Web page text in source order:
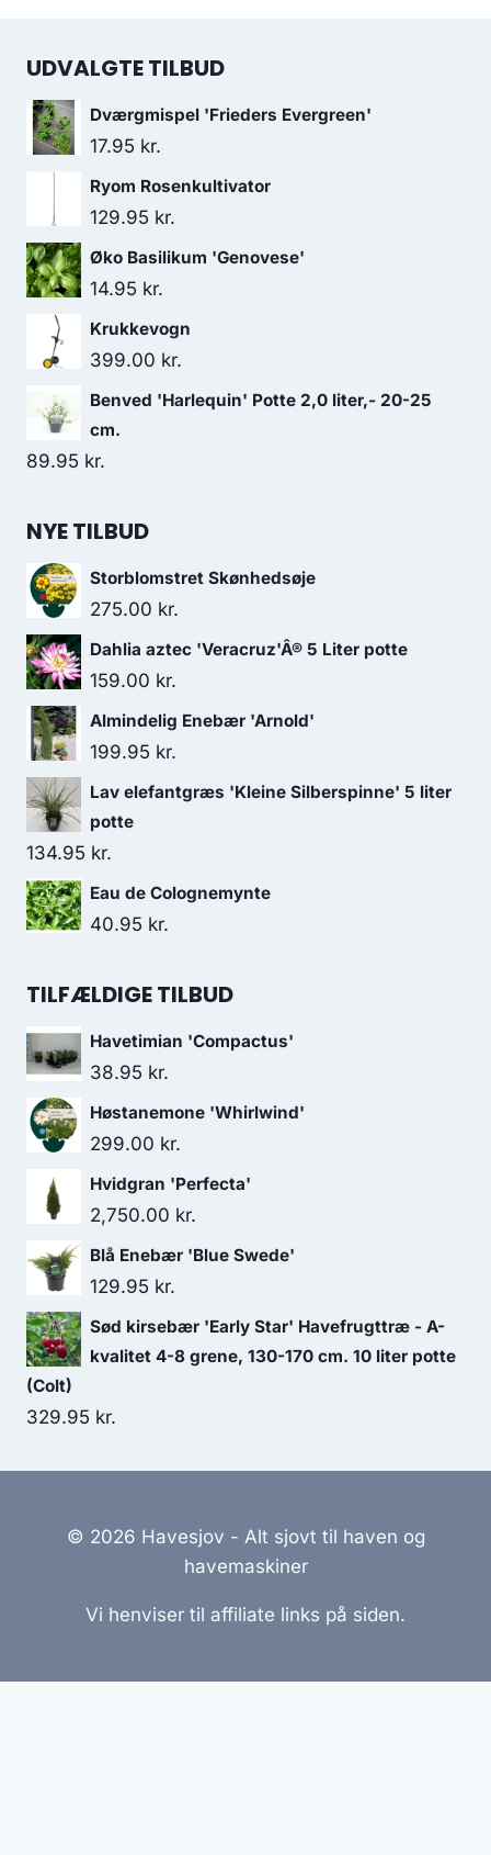
UDVALGTE TILBUD
Dværgmispel 'Frieders Evergreen'
17.95 kr.
Ryom Rosenkultivator
129.95 kr.
Øko Basilikum 'Genovese'
14.95 kr.
Krukkevogn
399.00 kr.
Benved 'Harlequin' Potte 2,0 liter,- 20-25
cm.
89.95 kr.
NYE TILBUD
Storblomstret Skønhedsøje
275.00 kr.
Dahlia aztec 'Veracruz'Â® 5 Liter potte
159.00 kr.
Almindelig Enebær 'Arnold'
199.95 kr.
Lav elefantgræs 'Kleine Silberspinne' 5 liter
potte
134.95 kr.
Eau de Colognemynte
40.95 kr.
TILFÆLDIGE TILBUD
Havetimian 'Compactus'
38.95 kr.
Høstanemone 'Whirlwind'
299.00 kr.
Hvidgran 'Perfecta'
2,750.00 kr.
Blå Enebær 'Blue Swede'
129.95 kr.
Sød kirsebær 'Early Star' Havefrugttræ - A-
kvalitet 4-8 grene, 130-170 cm. 10 liter potte
(Colt)
329.95 kr.
© 2026 Havesjov - Alt sjovt til haven og
havemaskiner
Vi henviser til affiliate links på siden.